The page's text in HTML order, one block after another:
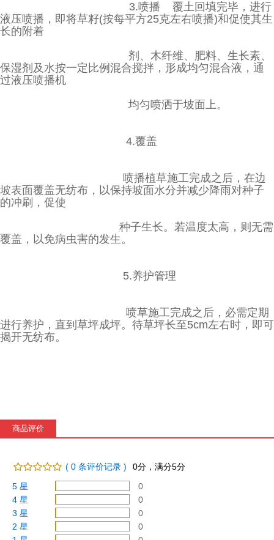
3.喷播 覆土回填完毕，进行
液压喷播，即将草籽(按每平方25克左右喷播)和促使其生
长的附着
剂、木纤维、肥料、生长素、
保湿剂及水按一定比例混合搅拌，形成均匀混合液，通
过液压喷播机
均匀喷洒于坡面上。
4.覆盖
喷播植草施工完成之后，在边
坡表面覆盖无纺布，以保持坡面水分并减少降雨对种子
的冲刷， 促使
种子生长。若温度太高，则无需
覆盖，以免病虫害的发生。
5.养护管理
喷草施工完成之后，必需定期
进行养护，直到草坪成坪。待草坪长至5cm左右时，即可
揭开无纺布。
商品评价
(0 条评价记录 ) 0分，满分5分
5 星
0
4 星
0
3 星
0
2 星
0